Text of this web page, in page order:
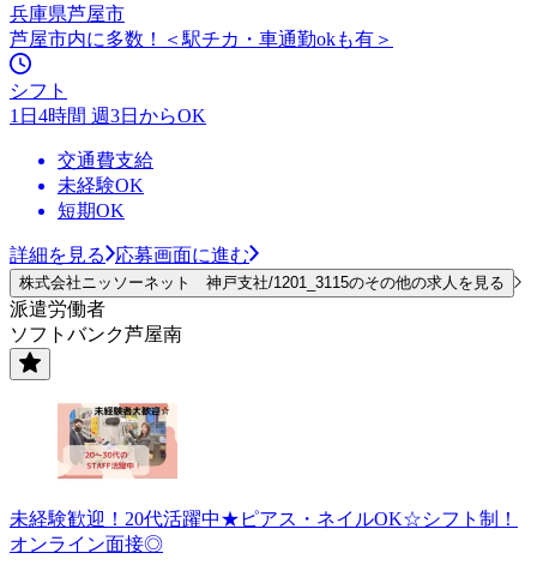
兵庫県芦屋市
芦屋市内に多数！＜駅チカ・車通勤okも有＞
シフト
1日4時間 週3日からOK
交通費支給
未経験OK
短期OK
詳細を見る 応募画面に進む
株式会社ニッソーネット 神戸支社/1201_3115のその他の求人を見る
派遣労働者
ソフトバンク芦屋南
未経験歓迎！20代活躍中★ピアス・ネイルOK☆シフト制！
オンライン面接◎